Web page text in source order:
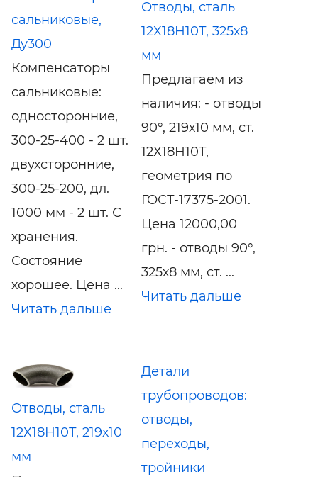
сальниковые,
Ду300
Компенсаторы
сальниковые:
односторонние,
300-25-400 - 2 шт.
двухсторонние,
300-25-200, дл.
1000 мм - 2 шт. С
хранения.
Состояние
хорошее. Цена ...
Читать дальше
Отводы, сталь
12Х18Н10Т, 325х8
мм
Предлагаем из
наличия: - отводы
90°, 219х10 мм, ст.
12Х18Н10Т,
геометрия по
ГОСТ-17375-2001.
Цена 12000,00
грн. - отводы 90°,
325х8 мм, ст. ...
Читать дальше
Отводы, сталь
12Х18Н10Т, 219х10
мм
Детали
трубопроводов:
отводы,
переходы,
тройники